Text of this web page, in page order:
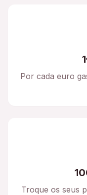
Por cada euro
Troque os seus